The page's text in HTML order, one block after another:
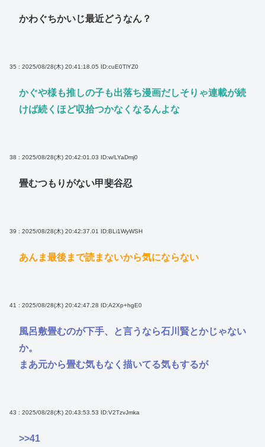
かわぐちかいじ最近どうなん？
35 : 2025/08/28(木) 20:41:18.05 ID:cuE0TlYZ0
かぐや様も推しの子も出落ち漫画だしそりゃ連載が続
けば続くほど収拾つかなくなるんよな
38 : 2025/08/28(木) 20:42:01.03 ID:w/LYaDmj0
畳むつもりがない甲斐谷忍
39 : 2025/08/28(木) 20:42:37.01 ID:BLi1WyWSH
あんま最後まで読まないから気にならない
41 : 2025/08/28(木) 20:42:47.28 ID:A2Xp+hgE0
風呂敷畳むのが下手、と言うなら石川賢とかじゃない
か。
まあ元から畳む気もなく描いてる気もするが
43 : 2025/08/28(木) 20:43:53.53 ID:V2TzvJmka
>>41